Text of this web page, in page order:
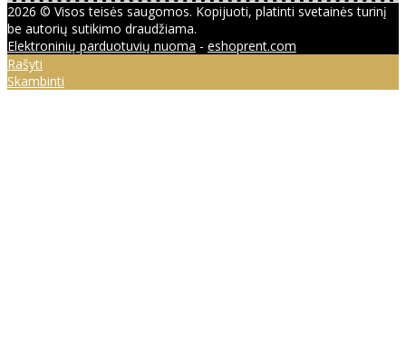
2026 © Visos teisės saugomos. Kopijuoti, platinti svetainės turinį
be autorių sutikimo draudžiama.
Elektroninių parduotuvių nuoma - eshoprent.com
Rašyti
Skambinti